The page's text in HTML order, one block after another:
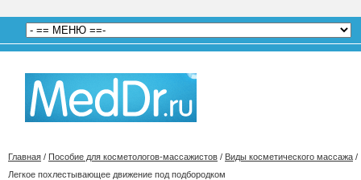
Главная / Пособие для косметологов-массажистов / Виды косметического массажа /
Легкое похлестывающее движение под подбородком